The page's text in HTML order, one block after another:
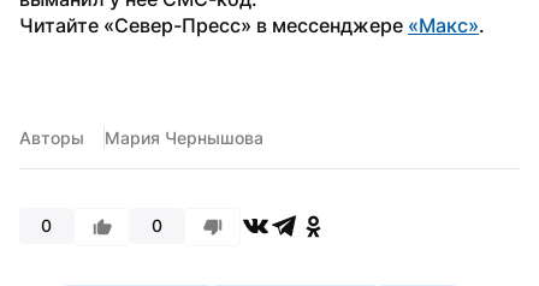
Читайте «Север-Пресс» в мессенджере «Макс».
Авторы Мария Чернышова
0 0